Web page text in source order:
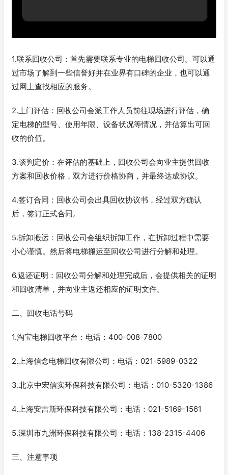
1.联系回收公司：首先需要联系专业的电梯回收公司。可以通
过市场了解到一些信誉好并在业界有口碑的企业，也可以通
过网上查找相应的服务。
2.上门评估：回收公司会派工作人员前往现场进行评估，确
定电梯的型号、使用年限、设备状况等情况，并估算出可回
收的价值。
3.谈判定价：在评估的基础上，回收公司会向业主提供回收
方案和回收价格，双方进行价格协商，并最终达成协议。
4.签订合同：回收公司会出具回收协议书，经过双方确认
后，签订正式合同。
5.拆卸搬运：回收公司会组织拆卸工作，在拆卸过程中需要
小心谨慎。然后将电梯搬运至回收公司进行分解和处理。
6.返还证明：回收公司分解和处理完成后，会提供相关的证明
和回收清单，并向业主返还相应的证明文件。
二、回收电话号码
1.淘宝电梯回收平台：电话：400-008-7800
2.上海信念电梯回收有限公司：电话：021-5989-0322
3.北京中宏信实环保科技有限公司：电话：010-5320-1386
4.上海安吉斯环保科技有限公司：电话：021-5169-1561
5.深圳市九洲环保科技有限公司：电话：138-2315-4406
三、注意事项